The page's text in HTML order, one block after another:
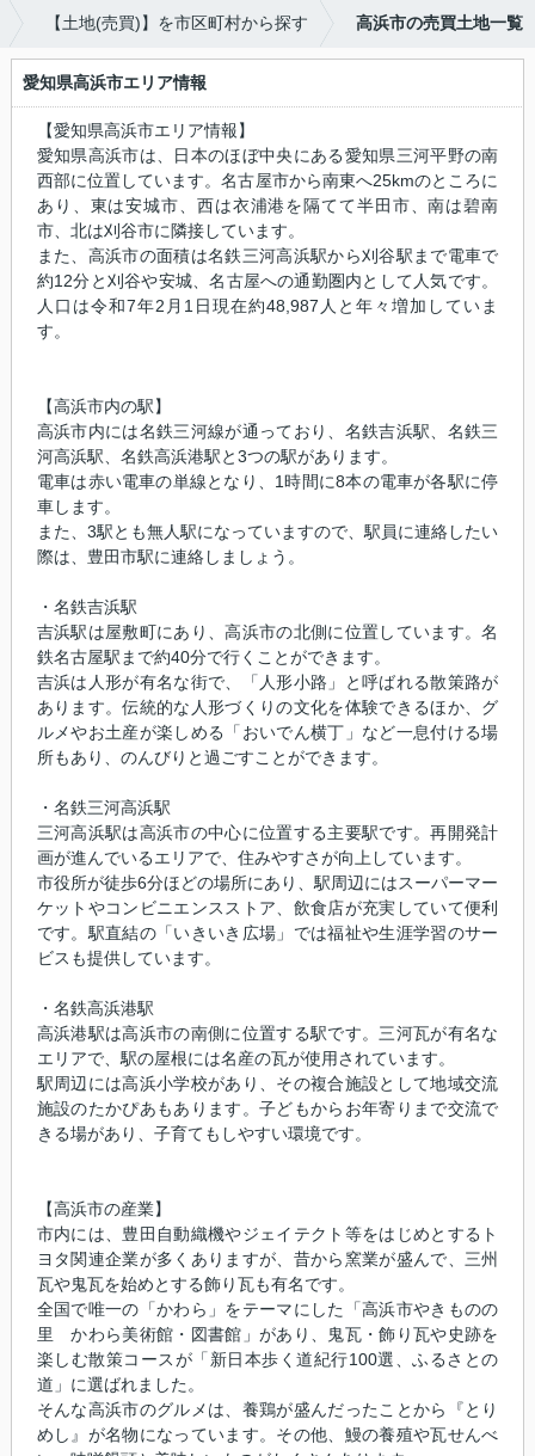
【土地(売買)】を市区町村から探す 高浜市の売買土地一覧
愛知県高浜市エリア情報
【愛知県高浜市エリア情報】
愛知県高浜市は、日本のほぼ中央にある愛知県三河平野の南
西部に位置しています。名古屋市から南東へ25kmのところに
あり、東は安城市、西は衣浦港を隔てて半田市、南は碧南
市、北は刈谷市に隣接しています。
また、高浜市の面積は名鉄三河高浜駅から刈谷駅まで電車で
約12分と刈谷や安城、名古屋への通勤圏内として人気です。
人口は令和7年2月1日現在約48,987人と年々増加していま
す。
【高浜市内の駅】
高浜市内には名鉄三河線が通っており、名鉄吉浜駅、名鉄三
河高浜駅、名鉄高浜港駅と3つの駅があります。
電車は赤い電車の単線となり、1時間に8本の電車が各駅に停
車します。
また、3駅とも無人駅になっていますので、駅員に連絡したい
際は、豊田市駅に連絡しましょう。
・名鉄吉浜駅
吉浜駅は屋敷町にあり、高浜市の北側に位置しています。名
鉄名古屋駅まで約40分で行くことができます。
吉浜は人形が有名な街で、「人形小路」と呼ばれる散策路が
あります。伝統的な人形づくりの文化を体験できるほか、グ
ルメやお土産が楽しめる「おいでん横丁」など一息付ける場
所もあり、のんびりと過ごすことができます。
・名鉄三河高浜駅
三河高浜駅は高浜市の中心に位置する主要駅です。再開発計
画が進んでいるエリアで、住みやすさが向上しています。
市役所が徒歩6分ほどの場所にあり、駅周辺にはスーパーマー
ケットやコンビニエンスストア、飲食店が充実していて便利
です。駅直結の「いきいき広場」では福祉や生涯学習のサー
ビスも提供しています。
・名鉄高浜港駅
高浜港駅は高浜市の南側に位置する駅です。三河瓦が有名な
エリアで、駅の屋根には名産の瓦が使用されています。
駅周辺には高浜小学校があり、その複合施設として地域交流
施設のたかぴあもあります。子どもからお年寄りまで交流で
きる場があり、子育てもしやすい環境です。
【高浜市の産業】
市内には、豊田自動織機やジェイテクト等をはじめとするト
ヨタ関連企業が多くありますが、昔から窯業が盛んで、三州
瓦や鬼瓦を始めとする飾り瓦も有名です。
全国で唯一の「かわら」をテーマにした「高浜市やきものの
里 かわら美術館・図書館」があり、鬼瓦・飾り瓦や史跡を
楽しむ散策コースが「新日本歩く道紀行100選、ふるさとの
道」に選ばれました。
そんな高浜市のグルメは、養鶏が盛んだったことから『とり
めし』が名物になっています。その他、鰻の養殖や瓦せんべ